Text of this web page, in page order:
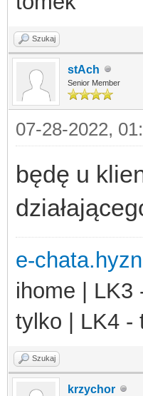
Szukaj
stAch
Senior Member
07-28-2022,
będę u
e-
ihome | LK3
tylko | LK4 -
Szukaj
krzychor